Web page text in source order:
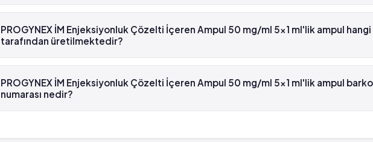
PROGYNEX İM Enjeksiyonluk Çözelti İçeren Ampul 50 mg/ml 5x1 ml'lik ampul'in etken
Progesteron 'dür.
PROGYNEX İM Enjeksiyonluk Çözelti İçeren Ampul 50 mg/ml 5x1 ml'lik ampul
tarafından üretilmektedir?
PROGYNEX İM Enjeksiyonluk Çözelti İçeren Ampul 50 mg/ml 5x1 ml'lik ampul , Farmako
üretilmektedir.
PROGYNEX İM Enjeksiyonluk Çözelti İçeren Ampul 50 mg/ml 5x1 ml'lik ampul
numarası nedir?